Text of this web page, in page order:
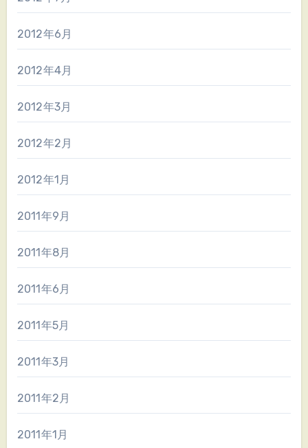
2012年6月
2012年4月
2012年3月
2012年2月
2012年1月
2011年9月
2011年8月
2011年6月
2011年5月
2011年3月
2011年2月
2011年1月